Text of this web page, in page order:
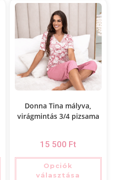
Donna Tina mályva,
virágmintás 3/4 pizsama
15 500 Ft
Opciók
választása